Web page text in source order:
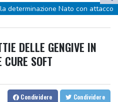
determinazione Nato con attacco
per danni dei social ai minori
di mutua difesa con Turchia e
DELLE GENGIVE IN
SOFT
Condividere Condividere